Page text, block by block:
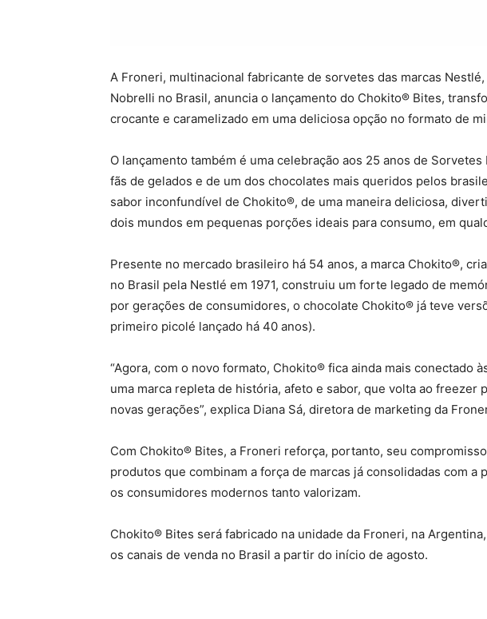
A Froneri, multinacional fabricante de sorvetes das marcas Nestlé,
Nobrelli no Brasil, anuncia o lançamento do Chokito® Bites,
crocante e caramelizado em uma deliciosa opção no formato de
O lançamento também é uma celebração aos 25 anos de
fãs de gelados e de um dos chocolates mais queridos pelos
sabor inconfundível de Chokito®, de uma maneira deliciosa,
dois mundos em pequenas porções ideais para consumo, em
Presente no mercado brasileiro há 54 anos, a marca Chokito®,
no Brasil pela Nestlé em 1971, construiu um forte legado de
por gerações de consumidores, o chocolate Chokito® já teve
primeiro picolé lançado há 40 anos).
“Agora, com o novo formato, Chokito® fica ainda mais conectado
uma marca repleta de história, afeto e sabor, que volta ao freezer
novas gerações”, explica Diana Sá, diretora de marketing da
Com Chokito® Bites, a Froneri reforça, portanto, seu
produtos que combinam a força de marcas já consolidadas com a
os consumidores modernos tanto valorizam.
Chokito® Bites será fabricado na unidade da Froneri, na
os canais de venda no Brasil a partir do início de agosto.